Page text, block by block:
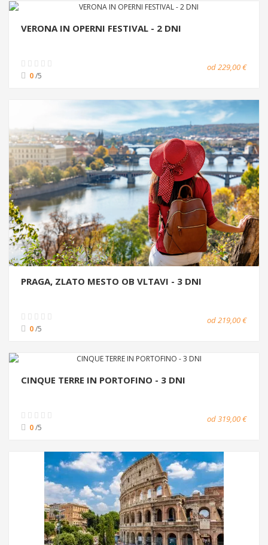
VERONA IN OPERNI FESTIVAL - 2 DNI
0/5
od 229,00 €
PRAGA, ZLATO MESTO OB VLTAVI - 3 DNI
0/5
od 219,00 €
CINQUE TERRE IN PORTOFINO - 3 DNI
0/5
od 319,00 €